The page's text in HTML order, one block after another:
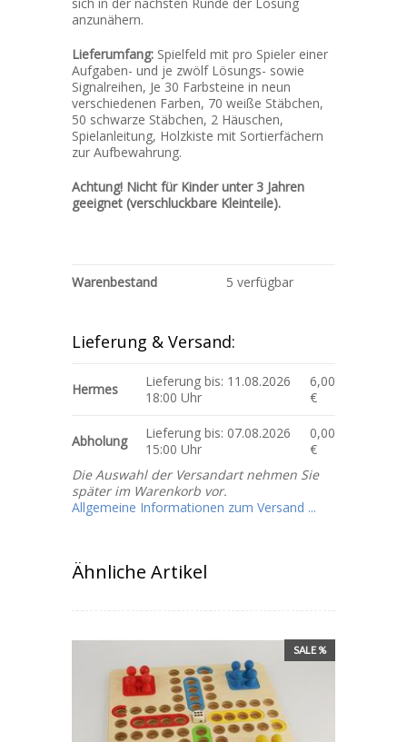
sich in der nächsten Runde der Lösung
anzunähern.
Lieferumfang: Spielfeld mit pro Spieler einer
Aufgaben- und je zwölf Lösungs- sowie
Signalreihen, Je 30 Farbsteine in neun
verschiedenen Farben, 70 weiße Stäbchen,
50 schwarze Stäbchen, 2 Häuschen,
Spielanleitung, Holzkiste mit Sortierfächern
zur Aufbewahrung.
Achtung! Nicht für Kinder unter 3 Jahren
geeignet (verschluckbare Kleinteile).
Warenbestand 5 verfügbar
Lieferung & Versand:
Hermes
Lieferung bis: 11.08.2026
18:00 Uhr
6,00
€
Abholung
Lieferung bis: 07.08.2026
15:00 Uhr
0,00
€
Die Auswahl der Versandart nehmen Sie
später im Warenkorb vor.
Allgemeine Informationen zum Versand ...
Ähnliche Artikel
SALE %